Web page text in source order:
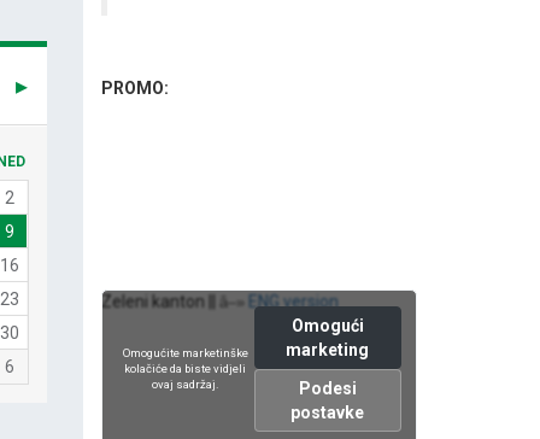
NED
2
9
16
23
30
6
PROMO:
Omogućite marketinške
kolačiće da biste vidjeli
ovaj sadržaj.
Omogući
marketing
Podesi
postavke
Zeleni kanton || â–» ENG version